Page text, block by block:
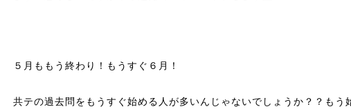
５月ももう終わり！もうすぐ６月！
共テの過去問をもうすぐ始める人が多いんじゃないでしょうか？？もう